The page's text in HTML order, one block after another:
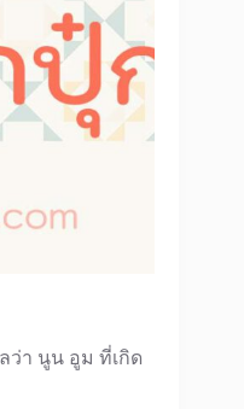
ว่า นูน อูม ที่เกิด